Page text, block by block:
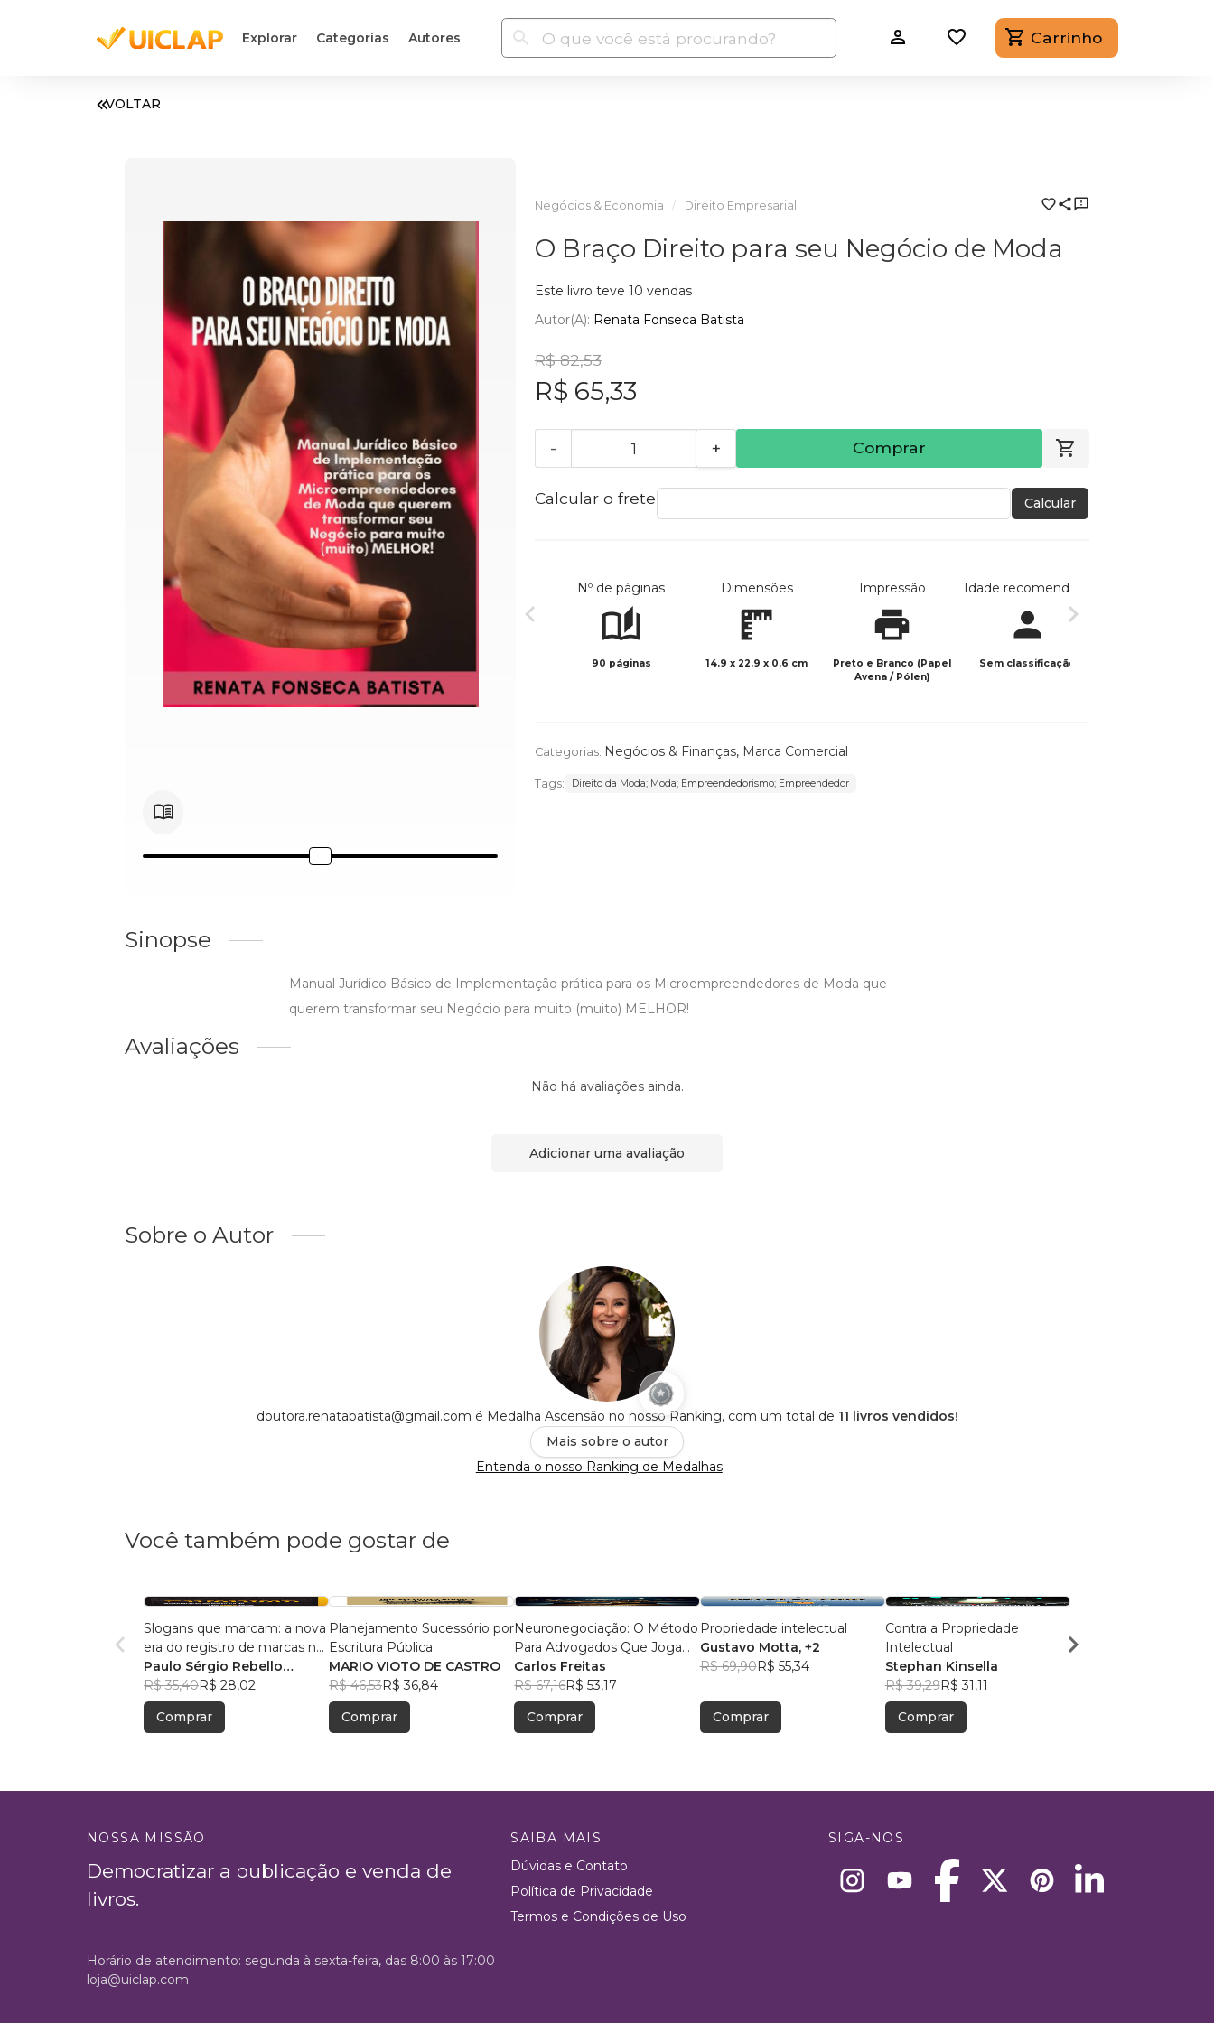
Explorar Categorias Autores Carrinho
VOLTAR
Negócios & Economia Direito Empresarial
O Braço Direito para seu Negócio de Moda
Este livro teve 10 vendas
Autor(a): Renata Fonseca Batista
R$ 82,53
R$ 65,33
- + Comprar
Calcular o frete Calcular
Nº de páginas
90 páginas
Dimensões
14.9 x 22.9 x 0.6 cm
Impressão
Preto e Branco (Papel
Avena / Pólen)
Idade recomendada
Sem classificação
Categorias: Negócios & Finanças, Marca Comercial
Tags: Direito da Moda; Moda; Empreendedorismo; Empreendedor
Sinopse
Manual Jurídico Básico de Implementação prática para os Microempreendedores de Moda que
querem transformar seu Negócio para muito (muito) MELHOR!
Avaliações
Não há avaliações ainda.
Adicionar uma avaliação
Sobre o Autor
doutora.renatabatista@gmail.com é Medalha Ascensão no nosso Ranking, com um total de 11 livros vendidos!
Mais sobre o autor
Entenda o nosso Ranking de Medalhas
Você também pode gostar de
Slogans que marcam: a nova
era do registro de marcas no
Brasil
Paulo Sérgio Rebello
Marinho Júnior
R$ 35,40R$ 28,02
Comprar
Planejamento Sucessório por
Escritura Pública
MARIO VIOTO DE CASTRO
R$ 46,53R$ 36,84
Comprar
Neuronegociação: O Método
Para Advogados Que Jogam
Para Ganhar
Carlos Freitas
R$ 67,16R$ 53,17
Comprar
Propriedade intelectual
Gustavo Motta, +2
R$ 69,90R$ 55,34
Comprar
Contra a Propriedade
Intelectual
Stephan Kinsella
R$ 39,29R$ 31,11
Comprar
AS EMPRESAS
NOSSA MISSÃO
Democratizar a publicação e venda de
livros.
SAIBA MAIS
Dúvidas e Contato
Política de Privacidade
Termos e Condições de Uso
SIGA-NOS
Horário de atendimento: segunda à sexta-feira, das 8:00 às 17:00
loja@uiclap.com